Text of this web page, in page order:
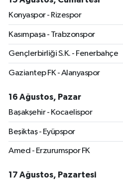
Konyaspor - Rizespor
Kasımpaşa - Trabzonspor
Gençlerbirliği S.K. - Fenerbahçe
Gaziantep FK - Alanyaspor
16 Ağustos, Pazar
Başakşehir - Kocaelispor
Beşiktaş - Eyüpspor
Amed - Erzurumspor FK
17 Ağustos, Pazartesi